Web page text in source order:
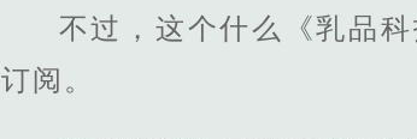
不过，这个什么《乳品
订阅。